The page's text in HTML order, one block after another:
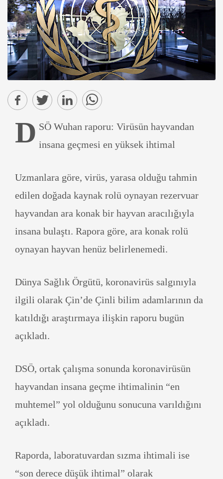
D SÖ Wuhan raporu: Virüsün hayvandan
insana geçmesi en yüksek ihtimal
Uzmanlara göre, virüs, yarasa olduğu tahmin
edilen doğada kaynak rolü oynayan rezervuar
hayvandan ara konak bir hayvan aracılığıyla
insana bulaştı. Rapora göre, ara konak rolü
oynayan hayvan henüz belirlenemedi.
Dünya Sağlık Örgütü, koronavirüs salgınıyla
ilgili olarak Çin’de Çinli bilim adamlarının da
katıldığı araştırmaya ilişkin raporu bugün
açıkladı.
DSÖ, ortak çalışma sonunda koronavirüsün
hayvandan insana geçme ihtimalinin “en
muhtemel” yol olduğunu sonucuna varıldığını
açıkladı.
Raporda, laboratuvardan sızma ihtimali ise
“son derece düşük ihtimal” olarak